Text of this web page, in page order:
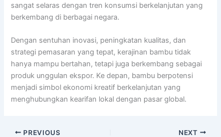
sangat selaras dengan tren konsumsi berkelanjutan yang
berkembang di berbagai negara.
Dengan sentuhan inovasi, peningkatan kualitas, dan
strategi pemasaran yang tepat, kerajinan bambu tidak
hanya mampu bertahan, tetapi juga berkembang sebagai
produk unggulan ekspor. Ke depan, bambu berpotensi
menjadi simbol ekonomi kreatif berkelanjutan yang
menghubungkan kearifan lokal dengan pasar global.
PREVIOUS NEXT